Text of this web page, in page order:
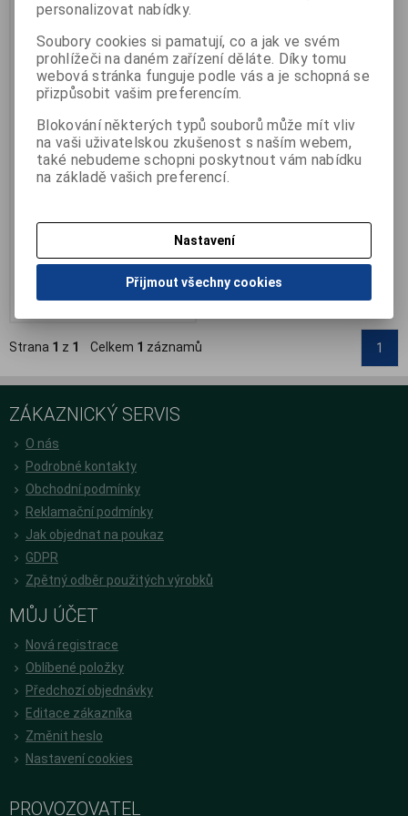
UV sterilizátor KP192
Výrobce:Marimex
Katalogové číslo:Q-KP192
Záruka (měsíců): 24
skladem
UV sterilizátor pro domácí
476 Kč595 Kč
Přidat do košíku
Strana 1 z 1 Celkem 1 záznamů 1
ZÁKAZNICKÝ SERVIS
O nás
Podrobné kontakty
Obchodní podmínky
Reklamační podmínky
Jak objednat na poukaz
GDPR
Zpětný odběr použitých výrobků
MŮJ ÚČET
Nová registrace
Oblíbené položky
Předchozí objednávky
Editace zákazníka
Změnit heslo
Nastavení cookies
PROVOZOVATEL
personalizovat nabídky.
Soubory cookies si pamatují, co a jak ve svém
prohlížeči na daném zařízení děláte. Díky tomu
webová stránka funguje podle vás a je schopná se
přizpůsobit vašim preferencím.
Blokování některých typů souborů může mít vliv
na vaši uživatelskou zkušenost s naším webem,
také nebudeme schopni poskytnout vám nabídku
na základě vašich preferencí.
Nastavení
Přijmout všechny cookies